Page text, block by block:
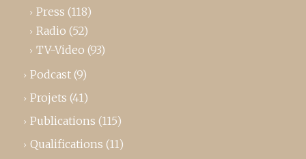
Press (118)
Radio (52)
TV-Video (93)
Podcast (9)
Projets (41)
Publications (115)
Qualifications (11)